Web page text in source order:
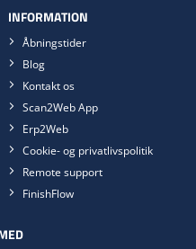
INFORMATION
Åbningstider
Blog
Kontakt os
Scan2Web App
Erp2Web
Cookie- og privatlivspolitik
Remote support
FinishFlow